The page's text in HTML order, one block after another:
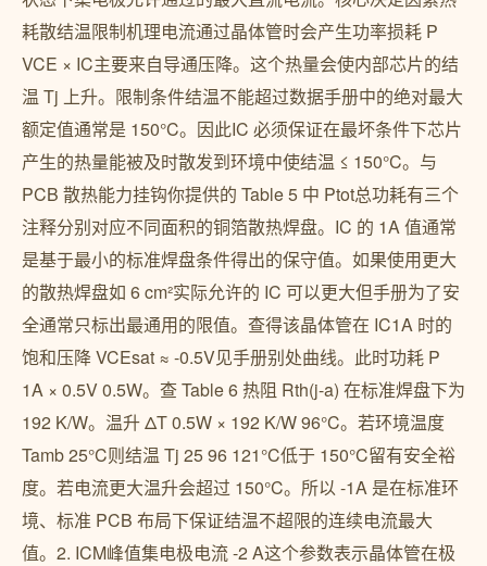
耗散结温限制机理电流通过晶体管时会产生功率损耗 P
VCE × IC主要来自导通压降。这个热量会使内部芯片的结
温 Tj 上升。限制条件结温不能超过数据手册中的绝对最大
额定值通常是 150°C。因此IC 必须保证在最坏条件下芯片
产生的热量能被及时散发到环境中使结温 ≤ 150°C。与
PCB 散热能力挂钩你提供的 Table 5 中 Ptot总功耗有三个
注释分别对应不同面积的铜箔散热焊盘。IC 的 1A 值通常
是基于最小的标准焊盘条件得出的保守值。如果使用更大
的散热焊盘如 6 cm²实际允许的 IC 可以更大但手册为了安
全通常只标出最通用的限值。查得该晶体管在 IC1A 时的
饱和压降 VCEsat ≈ -0.5V见手册别处曲线。此时功耗 P
1A × 0.5V 0.5W。查 Table 6 热阻 Rth(j-a) 在标准焊盘下为
192 K/W。温升 ΔT 0.5W × 192 K/W 96°C。若环境温度
Tamb 25°C则结温 Tj 25 96 121°C低于 150°C留有安全裕
度。若电流更大温升会超过 150°C。所以 -1A 是在标准环
境、标准 PCB 布局下保证结温不超限的连续电流最大
值。2. ICM峰值集电极电流 -2 A这个参数表示晶体管在极